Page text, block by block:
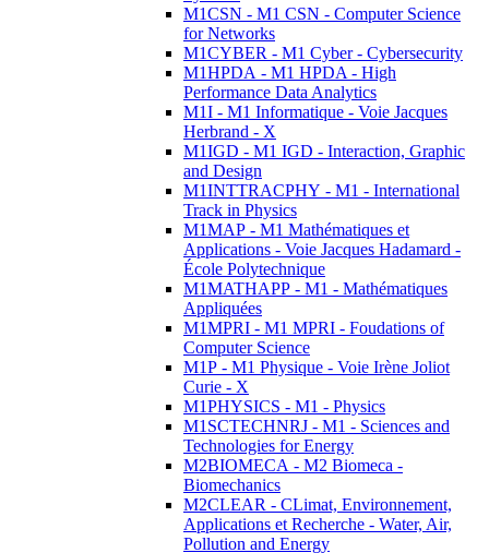
M1CSN - M1 CSN - Computer Science
for Networks
M1CYBER - M1 Cyber - Cybersecurity
M1HPDA - M1 HPDA - High
Performance Data Analytics
M1I - M1 Informatique - Voie Jacques
Herbrand - X
M1IGD - M1 IGD - Interaction, Graphic
and Design
M1INTTRACPHY - M1 - International
Track in Physics
M1MAP - M1 Mathématiques et
Applications - Voie Jacques Hadamard -
École Polytechnique
M1MATHAPP - M1 - Mathématiques
Appliquées
M1MPRI - M1 MPRI - Foudations of
Computer Science
M1P - M1 Physique - Voie Irène Joliot
Curie - X
M1PHYSICS - M1 - Physics
M1SCTECHNRJ - M1 - Sciences and
Technologies for Energy
M2BIOMECA - M2 Biomeca -
Biomechanics
M2CLEAR - CLimat, Environnement,
Applications et Recherche - Water, Air,
Pollution and Energy